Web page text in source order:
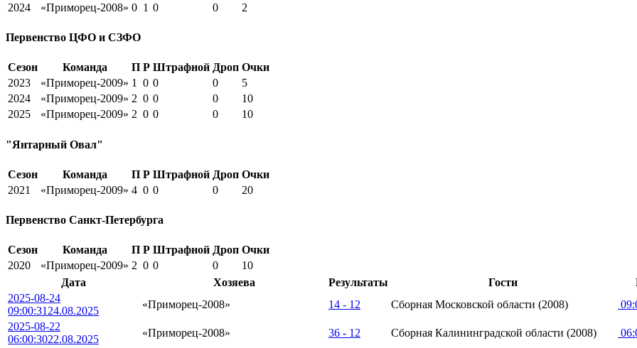
2024
«Приморец-2008» 0 1 0 0 2
Первенство ЦФО и СЗФО
Сезон Команда П Р Штрафной Дроп Очки
2023
«Приморец-2009» 1 0 0 0
5
2024
«Приморец-2009» 2 0 0 0
10
2025
«Приморец-2009» 2 0 0 0 10
"Янтарный Овал"
Сезон Команда П Р Штрафной Дроп Очки
2021
«Приморец-2009» 4 0 0 0 20
Первенство Санкт-Петербурга
Сезон Команда П Р Штрафной Дроп Очки
2020
«Приморец-2009» 2 0 0 0
10
Дата
Хозяева Результаты Гости
2025-08-24
09:00:3124.08.2025
«Приморец-2008» 14 - 12 Сборная Московской области (2008)
2025-08-22
06:00:3022.08.2025
«Приморец-2008» 36 - 12 Сборная Калининградской области (2008)